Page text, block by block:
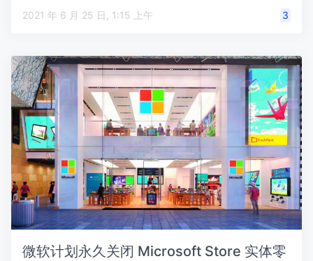
2021 年 6 月 25 日, 1:15 上午 3
微软计划永久关闭 Microsoft Store 实体零